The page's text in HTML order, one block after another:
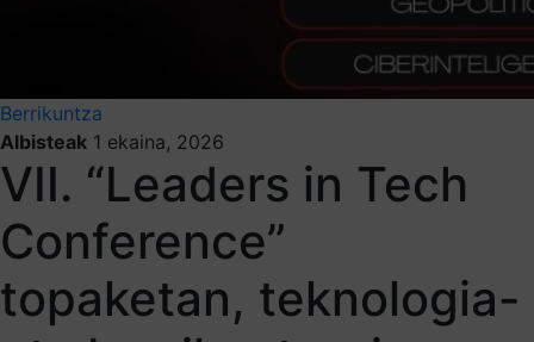
Berrikuntza
Albisteak 1 ekaina, 2026
VII. “Leaders in Tech
Conference”
topaketan, teknologia-